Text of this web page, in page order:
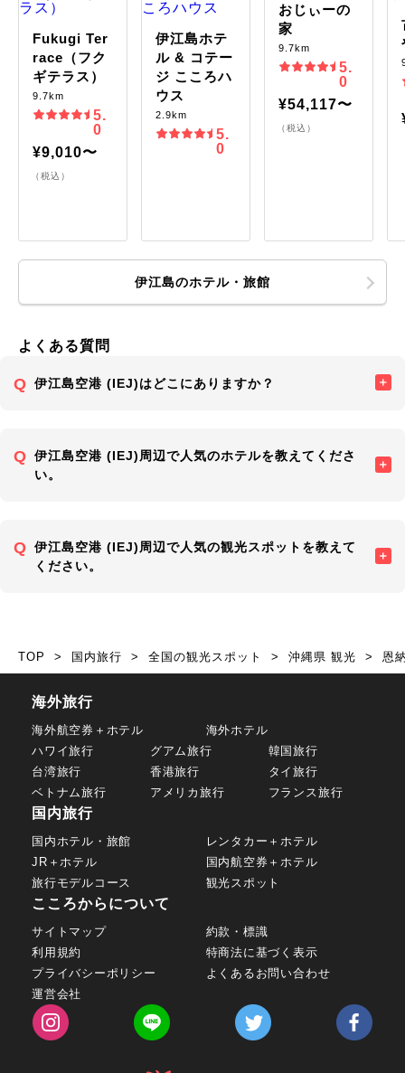
Fukugi Ter
race（フク
ギテラス）
9.7km
5.
0
¥9,010〜
（税込）
伊江島ホテ
ル & コテー
ジ こころハ
ウス
2.9km
5.
0
おじぃーの
家
9.7km
5.
0
¥54,117〜
（税込）
伊江島のホテル・旅館
よくある質問
伊江島空港 (IEJ)はどこにありますか？
伊江島空港 (IEJ)周辺で人気のホテルを教えてくださ
い。
伊江島空港 (IEJ)周辺で人気の観光スポットを教えて
ください。
TOP 国内旅行 全国の観光スポット 沖縄県 観光 恩
海外旅行
海外航空券＋ホテル
海外ホテル
ハワイ旅行
グアム旅行
韓国旅行
台湾旅行
香港旅行
タイ旅行
ベトナム旅行
アメリカ旅行 フランス旅行
国内旅行
国内ホテル・旅館
レンタカー＋ホテル
JR＋ホテル
国内航空券＋ホテル
旅行モデルコース
観光スポット
こころからについて
サイトマップ
約款・標識
利用規約
特商法に基づく表示
プライバシーポリシー
よくあるお問い合わせ
運営会社